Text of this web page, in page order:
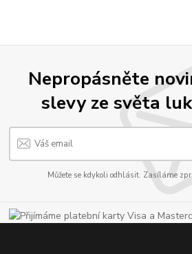
Nepropásněte
slevy ze světa
Můžete se kdykoli odhlásit. Zasíláme